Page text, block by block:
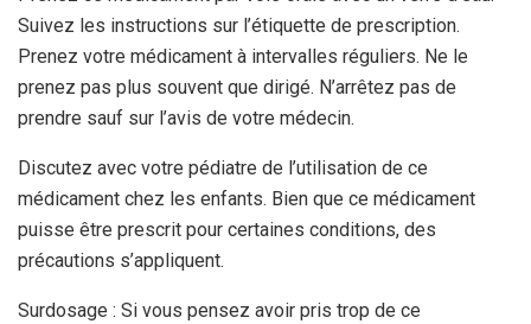
Suivez les instructions sur l’étiquette de prescription.
Prenez votre médicament à intervalles réguliers. Ne le
prenez pas plus souvent que dirigé. N’arrêtez pas de
prendre sauf sur l’avis de votre médecin.
Discutez avec votre pédiatre de l’utilisation de ce
médicament chez les enfants. Bien que ce médicament
puisse être prescrit pour certaines conditions, des
précautions s’appliquent.
Surdosage : Si vous pensez avoir pris trop de ce